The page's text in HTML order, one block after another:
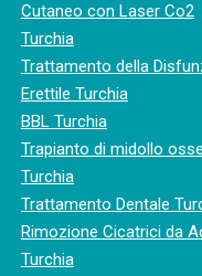
Cutaneo con Laser Co2
Turchia
Trattamento della
Erettile Turchia
BBL Turchia
Trapianto di midollo
Turchia
Trattamento Dentale
Rimozione Cicatrici da
Turchia